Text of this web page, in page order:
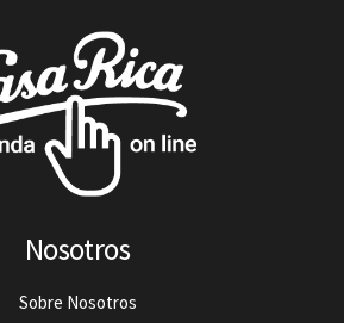
Nosotros
Sobre Nosotros